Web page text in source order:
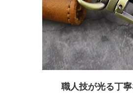
職人技が光る丁